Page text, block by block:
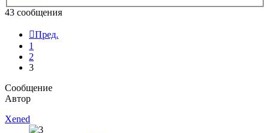
43 сообщения
Пред.
1
2
3
Сообщение
Автор
Xened